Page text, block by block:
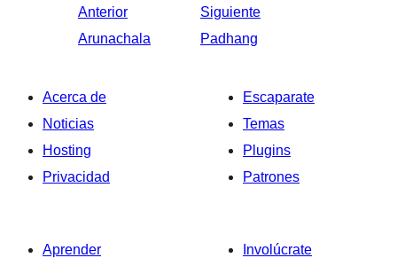
Anterior
Arunachala
Siguiente
Padhang
Acerca de
Noticias
Hosting
Privacidad
Escaparate
Temas
Plugins
Patrones
Aprender
Involúcrate